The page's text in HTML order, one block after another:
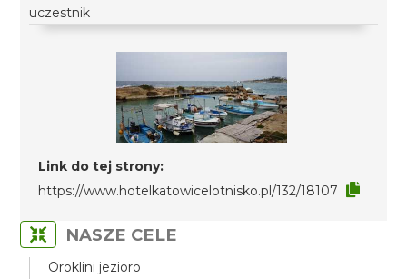
uczestnik
Link do tej strony:
https://www.hotelkatowicelotnisko.pl/132/18107
NASZE CELE
Oroklini jezioro